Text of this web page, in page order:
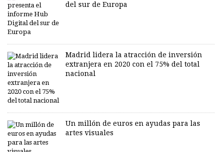
del sur de Europa
Madrid lidera la atracción de inversión
extranjera en 2020 con el 75% del total
nacional
Un millón de euros en ayudas para las
artes visuales